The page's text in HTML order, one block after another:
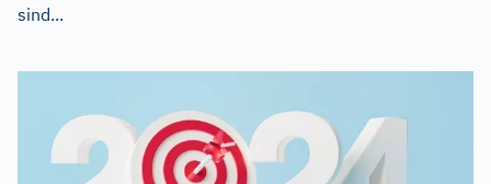
sind...